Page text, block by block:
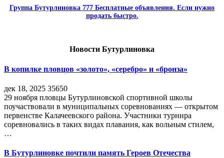
Группа Бутурлиновка 777 Бесплатные объявления. Если нужно
продать быстро.
Новости Бутурлиновка
В копилке пловцов «золото», «серебро» и «бронза»
дек 18, 2025 35650
29 ноября пловцы Бутурлиновской спортивной школы
поучаствовали в муниципальных соревнованиях — открытом
первенстве Калачеевского района. Участники турнира
соревновались в таких видах плавания, как вольным стилем,
…
В Бутурлиновке почтили память Героев Отечества